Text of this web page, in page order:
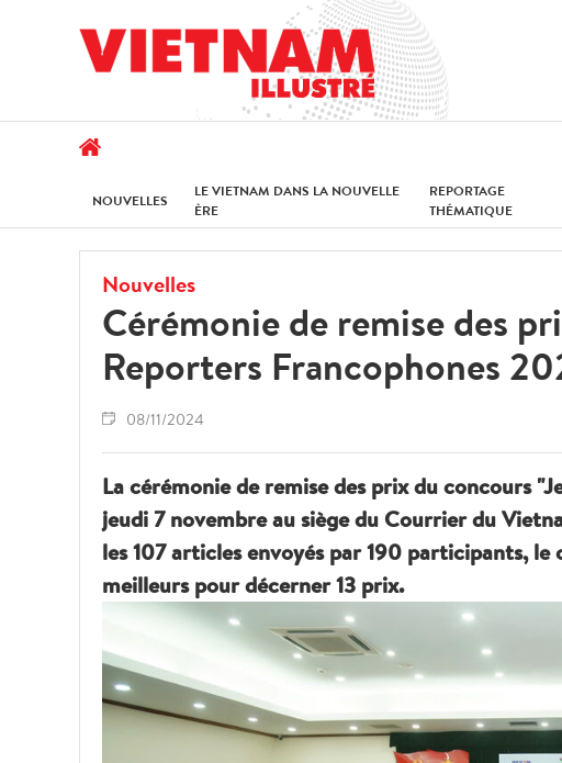
NOUVELLES
LE VIETNAM DANS LA NOUVELLE
ÈRE
REPORTAGE
THÉMATIQUE
Nouvelles
Cérémonie de remise des
Reporters Francophones
08/11/2024
La cérémonie de remise des prix du concours
jeudi 7 novembre au siège du Courrier du
les 107 articles envoyés par 190 participants,
meilleurs pour décerner 13 prix.